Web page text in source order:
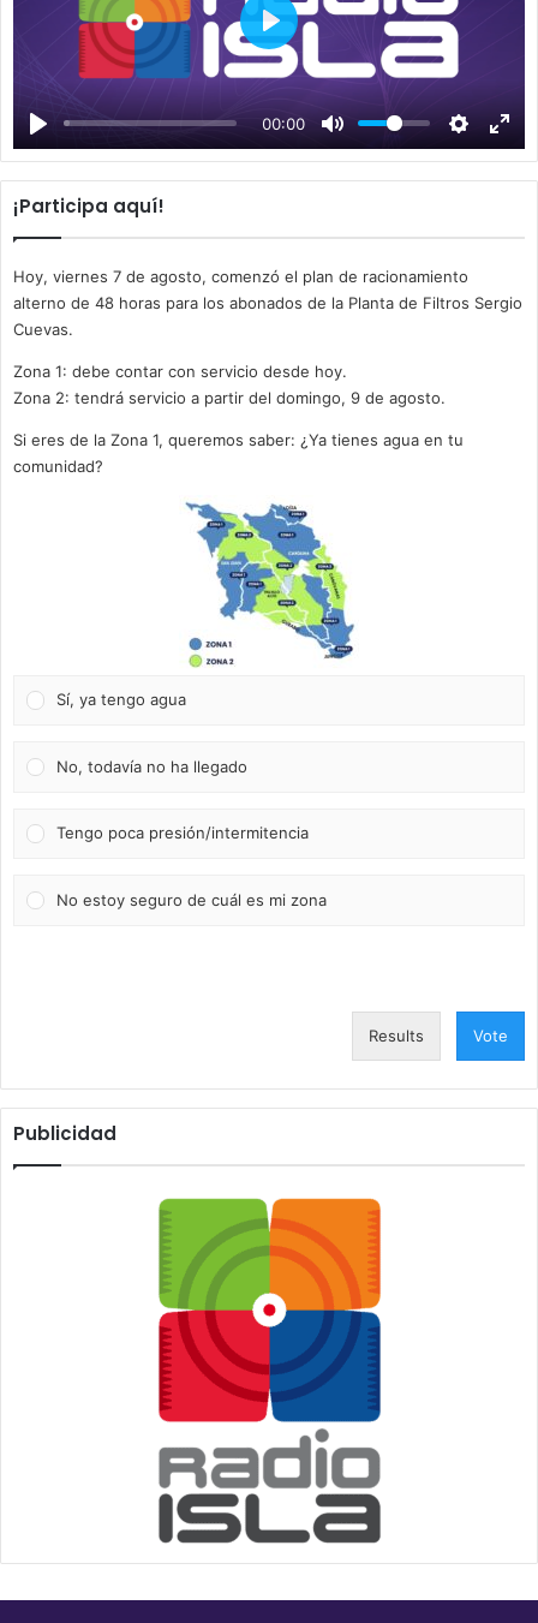
00:00
P
a
y
¡Participa aquí!
Hoy, viernes 7 de agosto, comenzó el plan de racionamiento
alterno de 48 horas para los abonados de la Planta de Filtros Sergio
Cuevas.
Zona 1: debe contar con servicio desde hoy.
Zona 2: tendrá servicio a partir del domingo, 9 de agosto.
Si eres de la Zona 1, queremos saber: ¿Ya tienes agua en tu
comunidad?
Sí, ya tengo agua
No, todavía no ha llegado
Tengo poca presión/intermitencia
No estoy seguro de cuál es mi zona
Results Vote
Publicidad